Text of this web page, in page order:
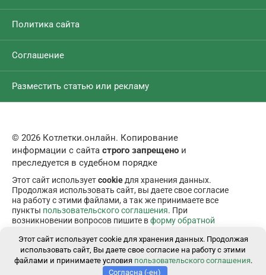
Политика сайта
Соглашение
Разместить статью или рекламу
© 2026 Котлетки.онлайн. Копирование
информации с сайта строго запрещено и
преследуется в судебном порядке
Этот сайт используетcookieдля хранения данных.
Продолжая использовать сайт, вы даете свое согласие
на работу с этими файлами, а так же принимаете все
пункты пользовательского соглашения. При
возникновении вопросов пишите вформу обратной
Этот сайт использует cookie для хранения данных. Продолжая
использовать сайт, Вы даете свое согласие на работу с этими
файлами и принимаете условия пользовательского соглашения.
Согласна (-ен)